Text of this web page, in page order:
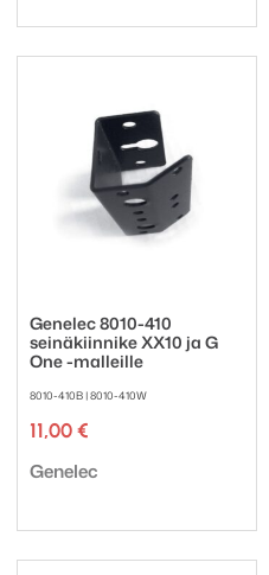
Genelec 8010-410
seinäkiinnike XX10 ja G
One -malleille
8010-410B | 8010-410W
11,00 €
Tuotemerkki:
Genelec